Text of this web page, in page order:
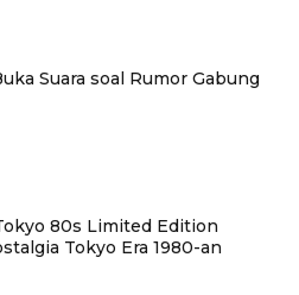
Suara soal Rumor Gabung
80s Limited Edition
Tokyo Era 1980-an